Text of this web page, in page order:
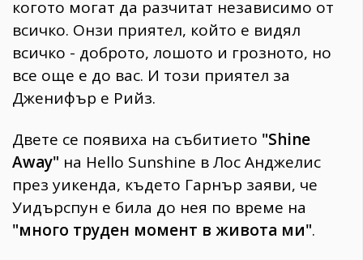
когото могат да разчитат независимо от
всичко. Онзи приятел, който е видял
всичко - доброто, лошото и грозното, но
все още е до вас. И този приятел за
Дженифър е Рийз.
Двете се появиха на събитието "Shine
Away" на Hello Sunshine в Лос Анджелис
през уикенда, където Гарнър заяви, че
Уидърспун е била до нея по време на
"много труден момент в живота ми".